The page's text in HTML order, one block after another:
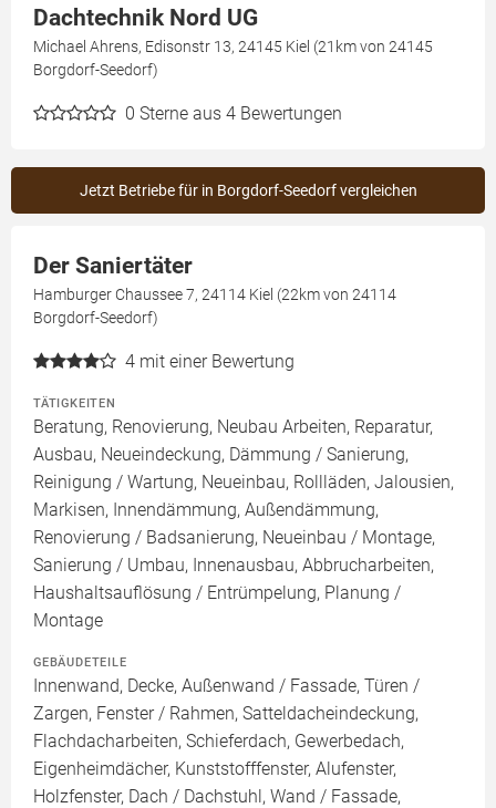
Dachtechnik Nord UG
Michael Ahrens, Edisonstr 13, 24145 Kiel (21km von 24145
Borgdorf-Seedorf)
0 Sterne aus 4 Bewertungen
Jetzt Betriebe für in Borgdorf-Seedorf vergleichen
Der Saniertäter
Hamburger Chaussee 7, 24114 Kiel (22km von 24114
Borgdorf-Seedorf)
4 mit einer Bewertung
TÄTIGKEITEN
Beratung, Renovierung, Neubau Arbeiten, Reparatur,
Ausbau, Neueindeckung, Dämmung / Sanierung,
Reinigung / Wartung, Neueinbau, Rollläden, Jalousien,
Markisen, Innendämmung, Außendämmung,
Renovierung / Badsanierung, Neueinbau / Montage,
Sanierung / Umbau, Innenausbau, Abbrucharbeiten,
Haushaltsauflösung / Entrümpelung, Planung /
Montage
GEBÄUDETEILE
Innenwand, Decke, Außenwand / Fassade, Türen /
Zargen, Fenster / Rahmen, Satteldacheindeckung,
Flachdacharbeiten, Schieferdach, Gewerbedach,
Eigenheimdächer, Kunststofffenster, Alufenster,
Holzfenster, Dach / Dachstuhl, Wand / Fassade,